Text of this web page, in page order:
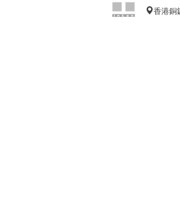
香港銅